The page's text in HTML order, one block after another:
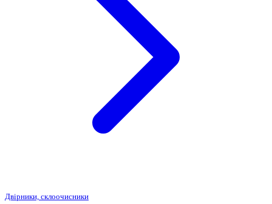
Двірники, склоочисники